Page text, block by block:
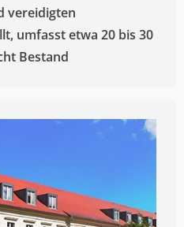
vereidigten
umfasst etwa 20 bis 30
Bestand